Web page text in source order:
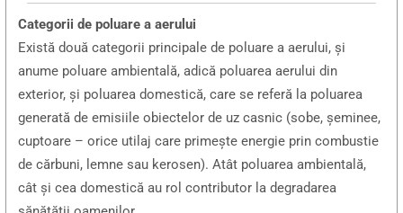
Categorii de poluare a aerului
Există două categorii principale de poluare a aerului, și
anume poluare ambientală, adică poluarea aerului din
exterior, și poluarea domestică, care se referă la poluarea
generată de emisiile obiectelor de uz casnic (sobe, șeminee,
cuptoare – orice utilaj care primește energie prin combustie
de cărbuni, lemne sau kerosen). Atât poluarea ambientală,
cât și cea domestică au rol contributor la degradarea